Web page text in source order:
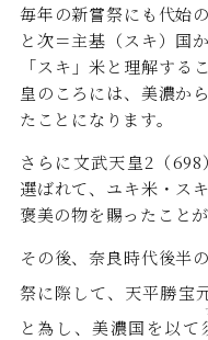
毎年の新嘗祭にも代始
と次＝主基（スキ）国
「スキ」米と理解する
皇のころには、美濃か
たことになります。
さらに文武天皇2（
選ばれて、ユキ米・ス
褒美の物を賜ったこと
その後、奈良時代後半
祭に際して、天平勝宝
と為し、美濃国を以て